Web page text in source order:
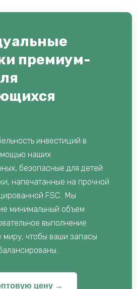
премиум-
инвестиций в
наших
безопасные для детей
напечатанные на прочной
FSC.. Мы
минимальный объем
выполнение
миру, чтобы ваши запасы
цену →